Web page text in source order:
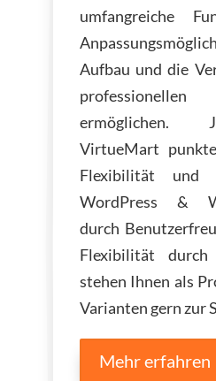
umfangreiche
Aufbau und die
professionellen
ermöglichen.
VirtueMart
Flexibilität und
WordPress &
durch
Flexibilität
stehen Ihnen als
Varianten gern zur
Mehr erfahren